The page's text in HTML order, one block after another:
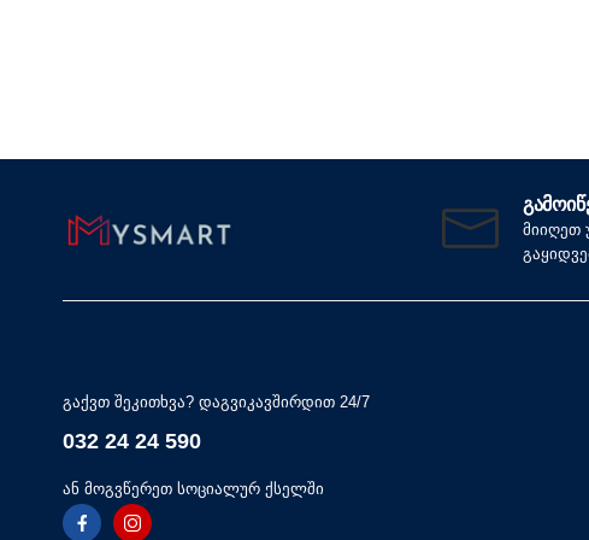
მიიღეთ
გაქვთ შეკითხვა? დაგვიკავშირდით 24/7
032 24 24 590
ან მოგვწერეთ სოციალურ ქსელში